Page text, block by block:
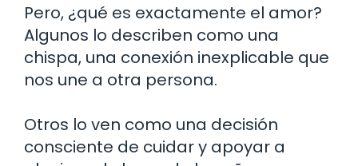
Pero, ¿qué es exactamente el amor?
Algunos lo describen como una
chispa, una conexión inexplicable que
nos une a otra persona.
Otros lo ven como una decisión
consciente de cuidar y apoyar a